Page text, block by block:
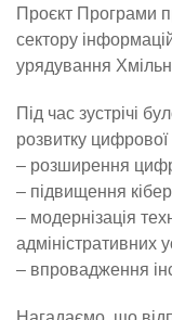
Проєкт Програми
сектору
урядування
Під час зустрічі
розвитку
– розширення
– підвищення
– модернізація
адміністративних
– впровадження